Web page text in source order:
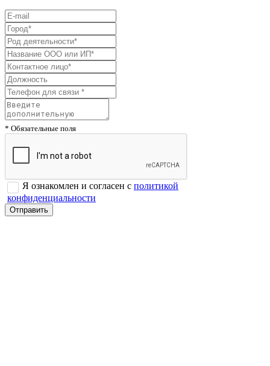
* Обязательные поля
Я ознакомлен и согласен с политикой
конфиденциальности